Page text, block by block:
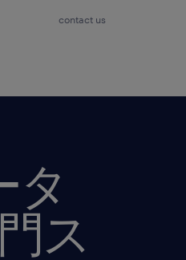
contact us
タ
ス